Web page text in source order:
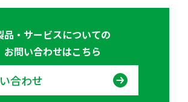
品・サービスについての
お問い合わせはこちら
合わせ